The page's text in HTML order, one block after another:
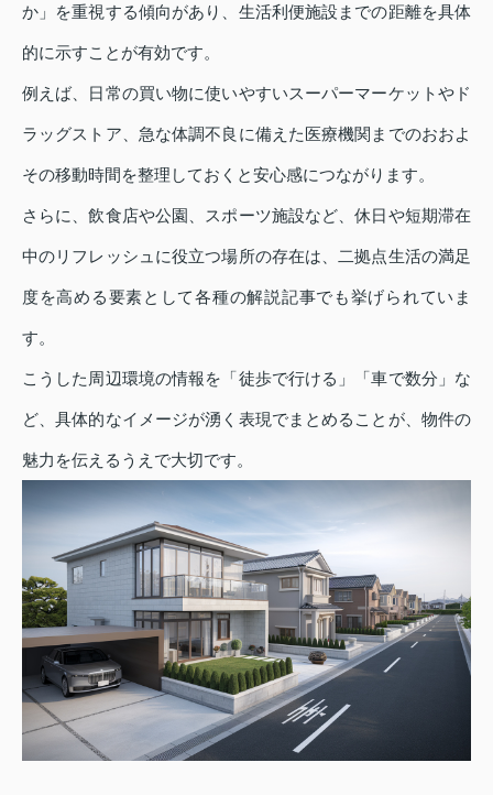
か」を重視する傾向があり、生活利便施設までの距離を具体
的に示すことが有効です。
例えば、日常の買い物に使いやすいスーパーマーケットやド
ラッグストア、急な体調不良に備えた医療機関までのおおよ
その移動時間を整理しておくと安心感につながります。
さらに、飲食店や公園、スポーツ施設など、休日や短期滞在
中のリフレッシュに役立つ場所の存在は、二拠点生活の満足
度を高める要素として各種の解説記事でも挙げられていま
す。
こうした周辺環境の情報を「徒歩で行ける」「車で数分」な
ど、具体的なイメージが湧く表現でまとめることが、物件の
魅力を伝えるうえで大切です。